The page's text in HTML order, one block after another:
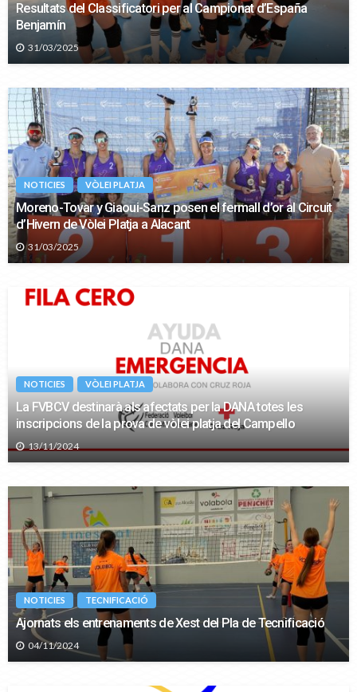
Resultats del Classificatori per al Campionat d’España
Benjamín
31/03/2025
NOTICIES VÒLEI PLATJA
Moreno-Tovar y Giaoui-Sanz posen el fermall d’or al Circuit
d’Hivern de Vòlei Platja a Alacant
31/03/2025
NOTICIES VÒLEI PLATJA
La FVBCV destinarà als afectats per la DANA totes les
inscripcions de la prova de vòlei platja del Campello
13/11/2024
NOTICIES TECNIFICACIÓ
Ajornats els entrenaments de Xest del Pla de Tecnificació
04/11/2024